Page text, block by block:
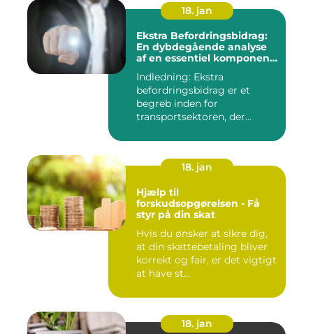
18. jan
Ekstra Befordringsbidrag:
En dybdegående analyse
af en essentiel komponent
Indledning: Ekstra
befordringsbidrag er et
begreb inden for
transportsektoren, der
18. jan
Hjælp til
forskudsopgørelsen - Få
styr på din skat
Hvis du ønsker at sikre dig,
at din skattebetaling bliver
korrekt og fair, er det vigtigt
at have st...
18. jan